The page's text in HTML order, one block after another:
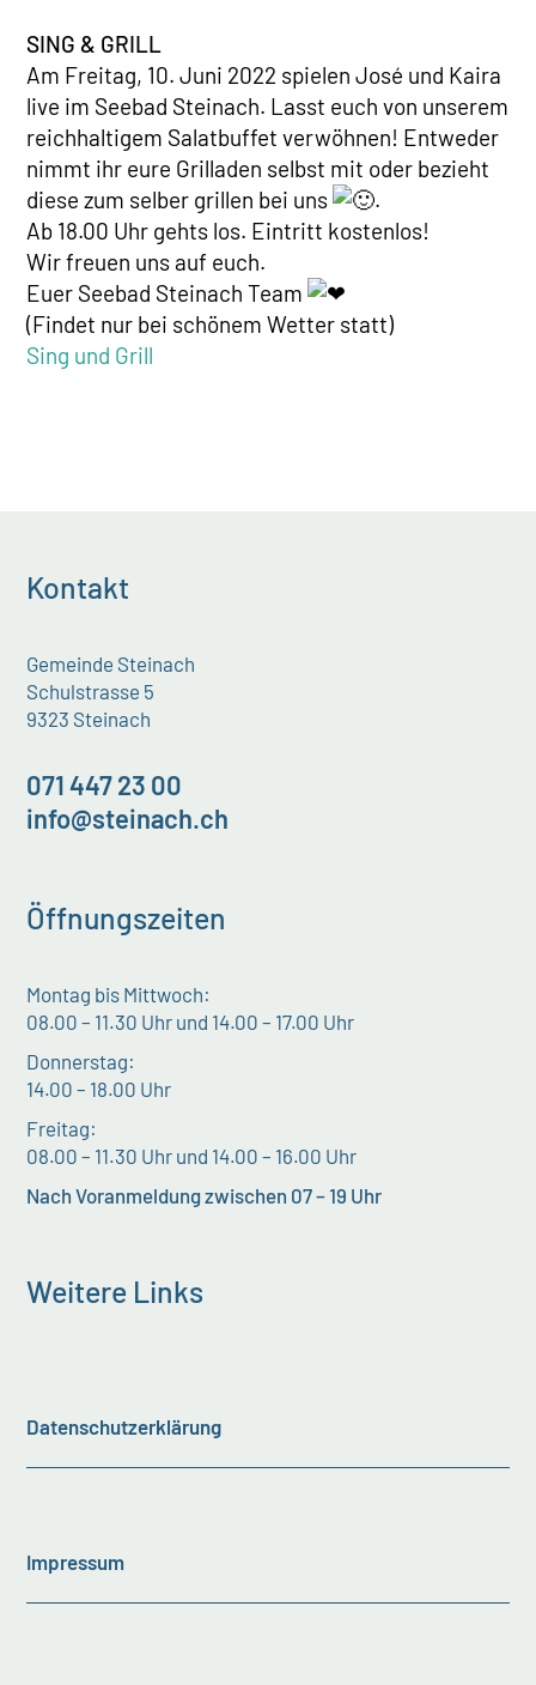
SING & GRILL
Am Freitag, 10. Juni 2022 spielen José und Kaira
live im Seebad Steinach. Lasst euch von unserem
reichhaltigem Salatbuffet verwöhnen! Entweder
nimmt ihr eure Grilladen selbst mit oder bezieht
diese zum selber grillen bei uns
.
Ab 18.00 Uhr gehts los. Eintritt kostenlos!
Wir freuen uns auf euch.
Euer Seebad Steinach Team
(Findet nur bei schönem Wetter statt)
Sing und Grill
Kontakt
Gemeinde Steinach
Schulstrasse 5
9323 Steinach
071 447 23 00
info@steinach.ch
Öffnungszeiten
Montag bis Mittwoch:
08.00 – 11.30 Uhr und 14.00 – 17.00 Uhr
Donnerstag:
14.00 – 18.00 Uhr
Freitag:
08.00 – 11.30 Uhr und 14.00 – 16.00 Uhr
Nach Voranmeldung zwischen 07 – 19 Uhr
Weitere Links
Datenschutzerklärung
Impressum